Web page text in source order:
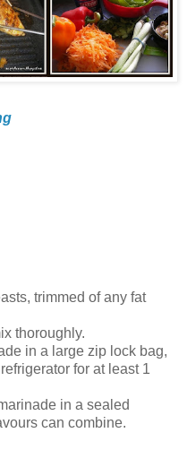
trimmed of any fat
thoroughly.
in a large zip lock bag,
for at least 1
in a sealed
can combine.